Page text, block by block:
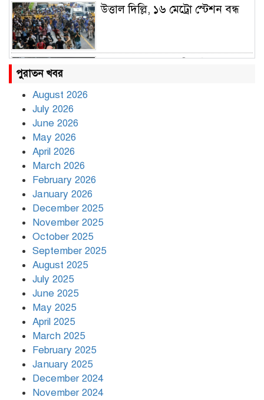
উত্তাল দিল্লি, ১৬ মেট্রো স্টেশন বন্ধ
বৃষ্টি থামার নাম নেই, পথে পথে
পুরাতন খবর
August 2026
July 2026
June 2026
May 2026
April 2026
March 2026
February 2026
January 2026
December 2025
November 2025
October 2025
September 2025
August 2025
July 2025
June 2025
May 2025
April 2025
March 2025
February 2025
January 2025
December 2024
November 2024